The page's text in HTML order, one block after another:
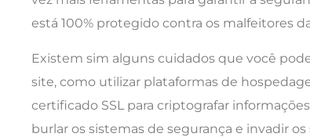
está 100% protegido contra os malfeitores
Existem sim alguns cuidados que você
site, como utilizar plataformas de
certificado SSL para criptografar
burlar os sistemas de segurança e invadir